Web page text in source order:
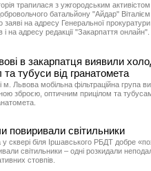
трапилася з ужгородським
батальйону "Айдар" Віталієм
заяві на адресу Генеральної
і на адресу редакції "Закарпаття онлайн".
в закарпатця виявили
та тубуси від гранатомета
м. Львова мобільна фільтраційна група
зброєю, оптичним прицілом та
повиривали світильники
у сквері біля Іршавського РБДТ добре
світильники – одні розкидали
стовпів.